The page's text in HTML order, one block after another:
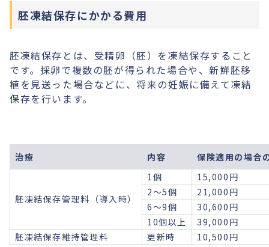
胚凍結保存にかかる費用
胚凍結保存とは、受精卵（胚）を凍結保存すること
です。採卵で複数の胚が得られた場合や、新鮮胚移
植を見送った場合などに、将来の妊娠に備えて凍結
保存を行います。
治療 内容 保険適用の場合
胚凍結保存管理料（導入時）
1個
15,000円
2〜5個
21,000円
6〜9個
30,600円
10個以上
39,000円
胚凍結保存維持管理料
更新時 10,500円